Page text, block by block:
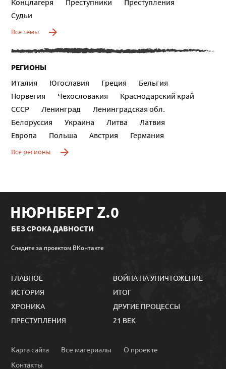
Судьи
Все темы
РЕГИОНЫ
Италия Югославия Греция
Бельгия
Норвегия
Чехословакия
Краснодарский край
СССР
Ленинград
Ленинградская обл.
Белоруссия
Украина Литва
Латвия
Европа
Польша Австрия Германия
Все регионы
НЮРНБЕРГ Z.0
БЕЗ СРОКА ДАВНОСТИ
Следите за проектом ВКонтакте
ГЛАВНОЕ
ИСТОРИЯ
ХРОНИКА
ПРЕСТУПЛЕНИЯ
ВОЙНА НА УНИЧТОЖЕНИЕ
ИТОГ
ДРУГИЕ ПРОЦЕССЫ
21 ВЕК
Карта сайта Все материалы
О проекте
Контакты